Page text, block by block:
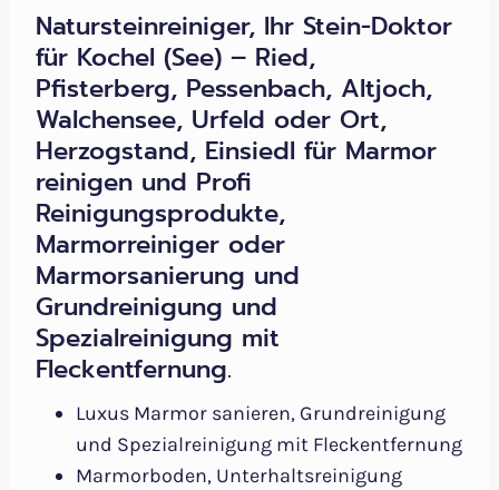
Natursteinreiniger, Ihr Stein-Doktor
für Kochel (See) – Ried,
Pfisterberg, Pessenbach, Altjoch,
Walchensee, Urfeld oder Ort,
Herzogstand, Einsiedl für Marmor
reinigen und Profi
Reinigungsprodukte,
Marmorreiniger oder
Marmorsanierung und
Grundreinigung und
Spezialreinigung mit
Fleckentfernung.
Luxus Marmor sanieren, Grundreinigung
und Spezialreinigung mit Fleckentfernung
Marmorboden, Unterhaltsreinigung